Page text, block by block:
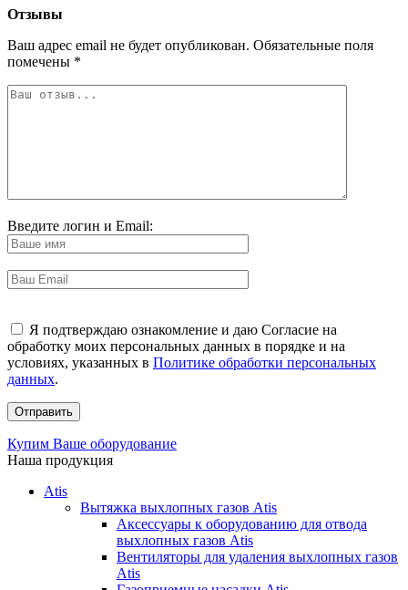
Отзывы
Ваш адрес email не будет опубликован. Обязательные поля
помечены *
Введите логин и Email:
Я подтверждаю ознакомление и даю Согласие на
обработку моих персональных данных в порядке и на
условиях, указанных в Политике обработки персональных
данных.
Купим Ваше оборудование
Наша продукция
Atis
Вытяжка выхлопных газов Atis
Аксессуары к оборудованию для отвода
выхлопных газов Atis
Вентиляторы для удаления выхлопных газов
Atis